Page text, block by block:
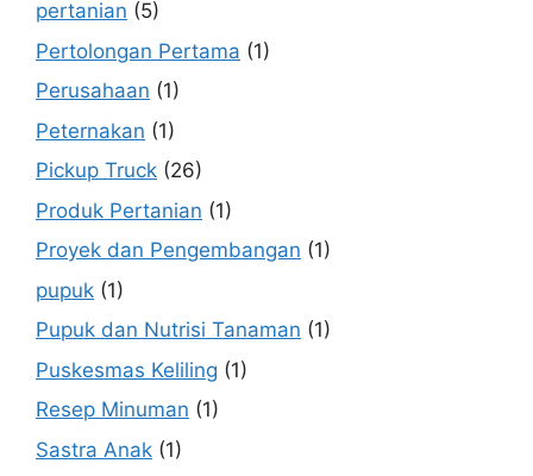
pertanian (5)
Pertolongan Pertama (1)
Perusahaan (1)
Peternakan (1)
Pickup Truck (26)
Produk Pertanian (1)
Proyek dan Pengembangan (1)
pupuk (1)
Pupuk dan Nutrisi Tanaman (1)
Puskesmas Keliling (1)
Resep Minuman (1)
Sastra Anak (1)